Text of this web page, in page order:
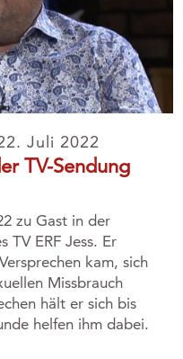
Juli 2022
TV-Sendung
zu Gast in der
TV ERF Jess. Er
kam, sich
Missbrauch
hält er sich bis
helfen ihm dabei.